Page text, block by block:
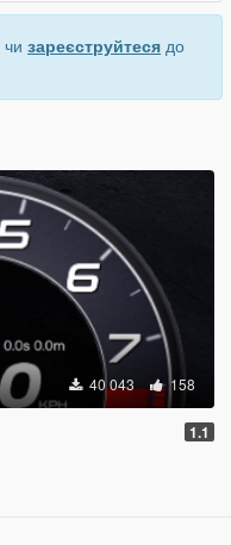
чи зареєструйтеся до
40 043 158
1.1